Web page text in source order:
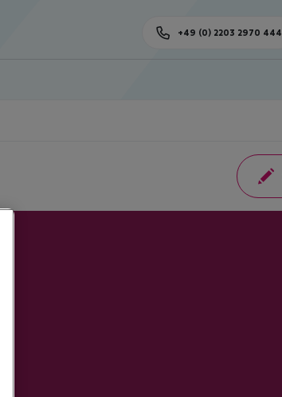
+49 (0) 2203 2970 444